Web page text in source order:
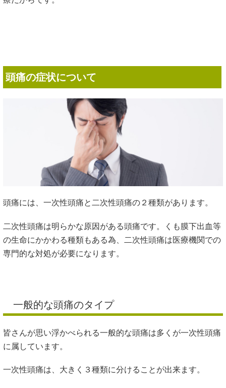
頭痛の症状について
頭痛には、一次性頭痛と二次性頭痛の２種類があります。
二次性頭痛は明らかな原因がある頭痛です。くも膜下出血等
の生命にかかわる種類もある為、二次性頭痛は医療機関での
専門的な対処が必要になります。
一般的な頭痛のタイプ
皆さんが思い浮かべられる一般的な頭痛は多くが一次性頭痛
に属しています。​
一次性頭痛は、大きく３種類に分けることが出来ます。